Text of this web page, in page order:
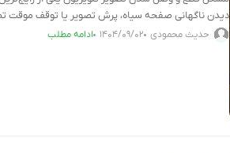
دیدن ناگهانی صفحه سیاه، پرش تصویر یا توقف موقت
حدیث محمودی ۱۴۰۴/۰۹/۰۲ ادامه مطلب